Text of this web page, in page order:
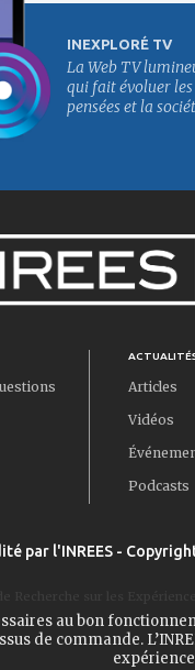
INEXPLORÉ TV
La Web TV
qui fait évoluer les
pensées et la
Articles
Vidéos
Podcasts
par l'INREES -
au bon
de commande.